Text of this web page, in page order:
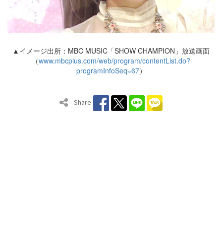
▲イメージ出所：MBC MUSIC「SHOW CHAMPION」放送画面
（www.mbcplus.com/web/program/contentList.do?
programInfoSeq=67）
Share